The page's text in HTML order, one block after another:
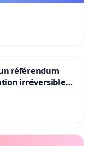
référendum
irréversible